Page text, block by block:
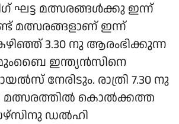
മത്സരങ്ങള്‍ക്കു ഇന്ന്
മത്സരങ്ങളാണ് ഇന്ന്
3.30 നു ആരംഭിക്കുന്ന
ഇന്ത്യന്‍സിനെ
നേരിടും. രാത്രി 7.30 നു
മത്സരത്തില്‍ കൊല്‍ക്കത്ത
ഡല്‍ഹി